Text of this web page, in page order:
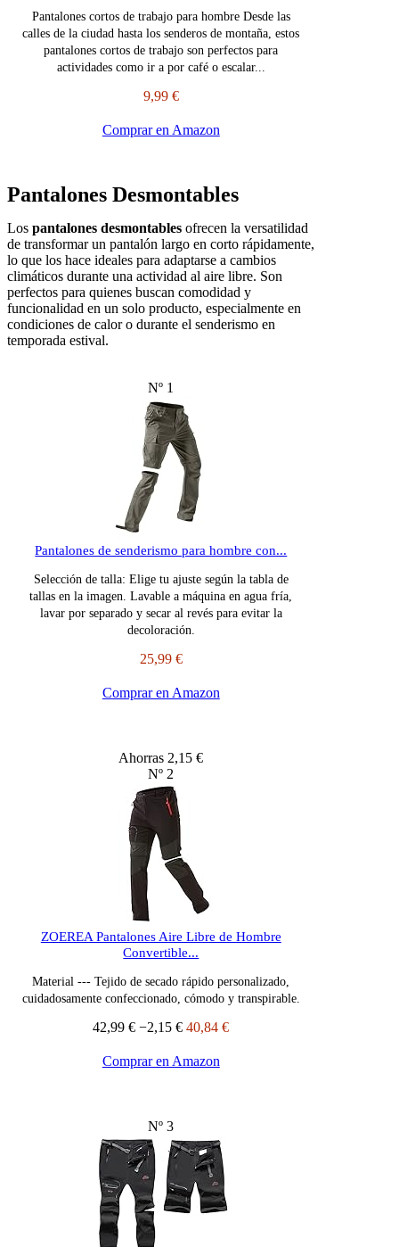
Pantalones cortos de trabajo para hombre Desde las
calles de la ciudad hasta los senderos de montaña, estos
pantalones cortos de trabajo son perfectos para
actividades como ir a por café o escalar...
9,99 €
Comprar en Amazon
Pantalones Desmontables
Los pantalones desmontables ofrecen la versatilidad
de transformar un pantalón largo en corto rápidamente,
lo que los hace ideales para adaptarse a cambios
climáticos durante una actividad al aire libre. Son
perfectos para quienes buscan comodidad y
funcionalidad en un solo producto, especialmente en
condiciones de calor o durante el senderismo en
temporada estival.
Nº 1
Pantalones de senderismo para hombre con...
Selección de talla: Elige tu ajuste según la tabla de
tallas en la imagen. Lavable a máquina en agua fría,
lavar por separado y secar al revés para evitar la
decoloración.
25,99 €
Comprar en Amazon
Ahorras 2,15 €
Nº 2
ZOEREA Pantalones Aire Libre de Hombre
Convertible...
Material --- Tejido de secado rápido personalizado,
cuidadosamente confeccionado, cómodo y transpirable.
42,99 € −2,15 € 40,84 €
Comprar en Amazon
Nº 3